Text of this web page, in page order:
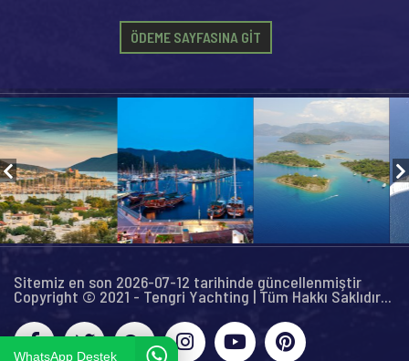
ÖDEME SAYFASINA GİT
Sitemiz en son 2026-07-12 tarihinde güncellenmiştir
Copyright © 2021 - Tengri Yachting | Tüm Hakkı Saklıdır...
WhatsApp Destek